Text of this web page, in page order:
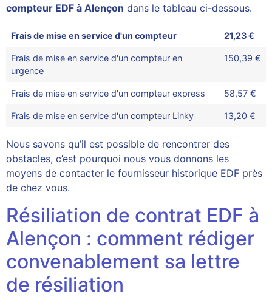
compteur EDF à Alençon dans le tableau ci-dessous.
Frais de mise en service d'un compteur 21,23 €
Frais de mise en service d'un compteur en
urgence
150,39 €
Frais de mise en service d'un compteur express 58,57 €
Frais de mise en service d'un compteur Linky 13,20 €
Nous savons qu’il est possible de rencontrer des
obstacles, c’est pourquoi nous vous donnons les
moyens de contacter le fournisseur historique EDF près
de chez vous.
Résiliation de contrat EDF à
Alençon : comment rédiger
convenablement sa lettre
de résiliation